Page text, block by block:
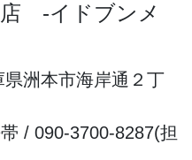
店 -イドブンメ
洲本市海岸通２丁
/ 090-3700-8287(担